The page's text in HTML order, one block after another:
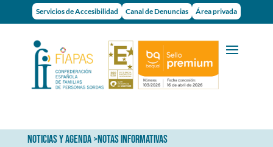
Servicios de Accesibilidad Canal de Denuncias Área privada
NOTICIAS Y AGENDA>NOTAS INFORMATIVAS